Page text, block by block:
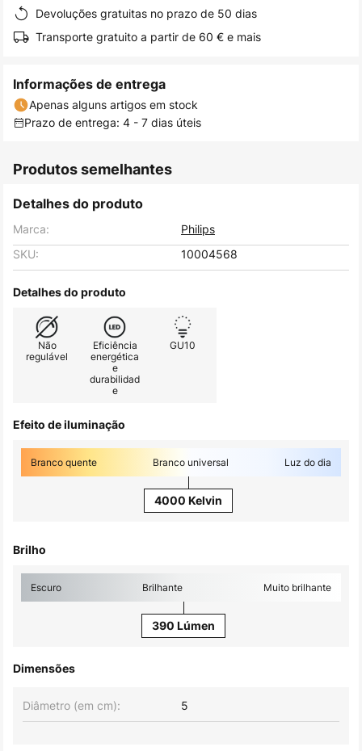
Devoluções gratuitas no prazo de 50 dias
Transporte gratuito a partir de 60 € e mais
Informações de entrega
Apenas alguns artigos em stock
Prazo de entrega: 4 - 7 dias úteis
Produtos semelhantes
Detalhes do produto
Marca:
Philips
SKU:
10004568
Detalhes do produto
Não
regulável
Eficiência
energética
e
durabilidad
e
GU10
Efeito de iluminação
Branco quente Branco universal Luz do dia
4000 Kelvin
Brilho
Escuro Brilhante Muito brilhante
390 Lúmen
Dimensões
Diâmetro (em cm): 5